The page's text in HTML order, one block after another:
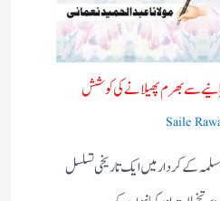
سے بھرم پھیلانے کی کوشش
Saile
کے کردار میں ایک تاریخی تسلسل